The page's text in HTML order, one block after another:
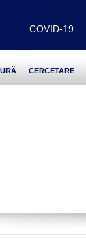
COVID-19
CERCETARE